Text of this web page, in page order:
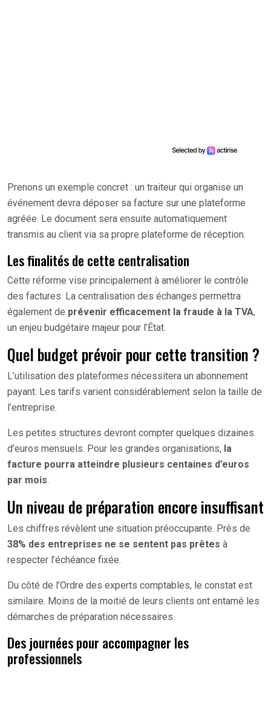
Prenons un exemple concret : un traiteur qui organise un
événement devra déposer sa facture sur une plateforme
agréée. Le document sera ensuite automatiquement
transmis au client via sa propre plateforme de réception.
Les finalités de cette centralisation
Cette réforme vise principalement à améliorer le contrôle
des factures. La centralisation des échanges permettra
également de prévenir efficacement la fraude à la TVA,
un enjeu budgétaire majeur pour l’État.
Quel budget prévoir pour cette transition ?
L’utilisation des plateformes nécessitera un abonnement
payant. Les tarifs varient considérablement selon la taille de
l’entreprise.
Les petites structures devront compter quelques dizaines
d’euros mensuels. Pour les grandes organisations, la
facture pourra atteindre plusieurs centaines d’euros
par mois.
Un niveau de préparation encore insuffisant
Les chiffres révèlent une situation préoccupante. Près de
38% des entreprises ne se sentent pas prêtes à
respecter l’échéance fixée.
Du côté de l’Ordre des experts comptables, le constat est
similaire. Moins de la moitié de leurs clients ont entamé les
démarches de préparation nécessaires.
Des journées pour accompagner les
professionnels